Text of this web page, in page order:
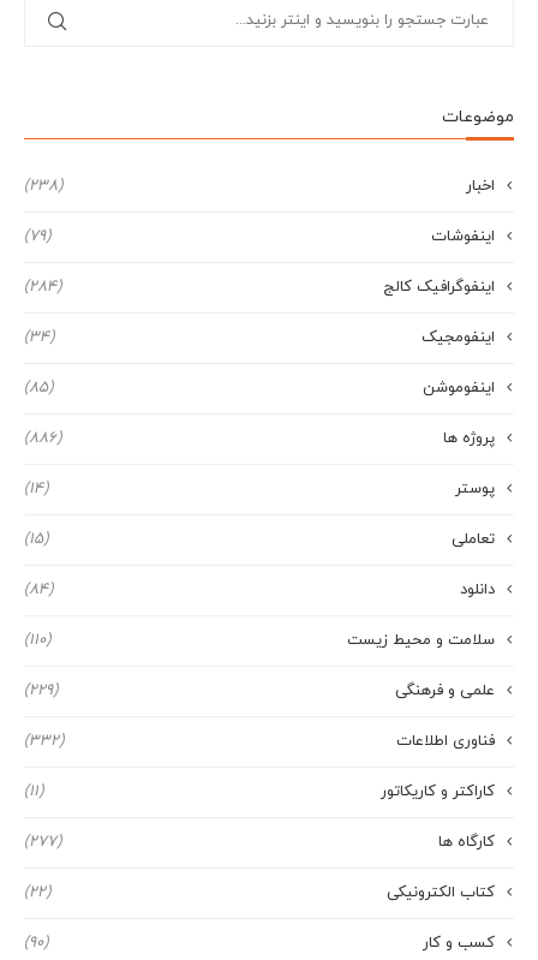
موضوعات
اخبار (238)
اینفوشات (79)
اینفوگرافیک کالج (284)
اینفومجیک (34)
اینفوموشن (85)
پروژه ها (886)
پوستر (14)
تعاملی (15)
دانلود (84)
سلامت و محیط زیست (110)
علمی و فرهنگی (229)
فناوری اطلاعات (332)
کاراکتر و کاریکاتور (11)
کارگاه ها (277)
کتاب الکترونیکی (22)
کسب و کار (90)